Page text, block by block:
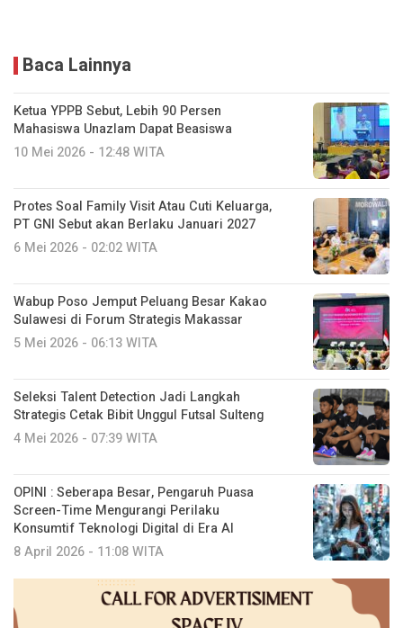
Baca Lainnya
Ketua YPPB Sebut, Lebih 90 Persen
Mahasiswa Unazlam Dapat Beasiswa
10 Mei 2026 - 12:48 WITA
Protes Soal Family Visit Atau Cuti Keluarga,
PT GNI Sebut akan Berlaku Januari 2027
6 Mei 2026 - 02:02 WITA
Wabup Poso Jemput Peluang Besar Kakao
Sulawesi di Forum Strategis Makassar
5 Mei 2026 - 06:13 WITA
Seleksi Talent Detection Jadi Langkah
Strategis Cetak Bibit Unggul Futsal Sulteng
4 Mei 2026 - 07:39 WITA
OPINI : Seberapa Besar, Pengaruh Puasa
Screen-Time Mengurangi Perilaku
Konsumtif Teknologi Digital di Era AI
8 April 2026 - 11:08 WITA